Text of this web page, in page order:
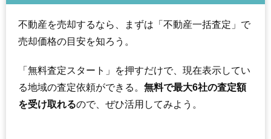
不動産を売却するなら、まずは「不動産一括査定」で
売却価格の目安を知ろう。
「無料査定スタート」を押すだけで、現在表示してい
る地域の査定依頼ができる。 無料で最大6社の査定額
を受け取れるので、ぜひ活用してみよう。